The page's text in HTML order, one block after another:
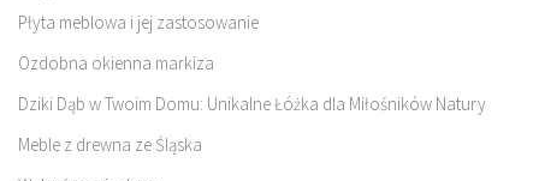
Płyta meblowa i jej zastosowanie
Ozdobna okienna markiza
Dziki Dąb w Twoim Domu: Unikalne Łóżka dla Miłośników Natury
Meble z drewna ze Śląska